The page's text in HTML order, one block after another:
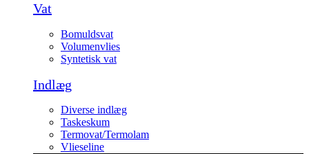
Vat
Bomuldsvat
Volumenvlies
Syntetisk vat
Indlæg
Diverse indlæg
Taskeskum
Termovat/Termolam
Vlieseline